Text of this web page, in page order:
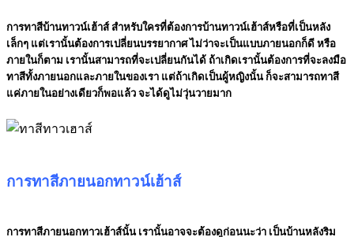
การทาสีบ้านทาวน์เฮ้าส์ สำหรับใครที่ต้องการบ้านทาวน์เฮ้าส์หรือที่เป็นหลัง
เล็กๆ แต่เรานั้นต้องการเปลี่ยนบรรยากาศ ไม่ว่าจะเป็นแบบภายนอกก็ดี หรือ
ภายในก็ตาม เรานั้นสามารถที่จะเปลี่ยนกันได้ ถ้าเกิดเรานั้นต้องการที่จะลงมือ
ทาสีทั้งภายนอกและภายในของเรา แต่ถ้าเกิดเป็นผู้หญิงนั้น ก็จะสามารถทาสี
แค่ภายในอย่างเดียวก็พอแล้ว จะได้ดูไม่วุ่นวายมาก
การทาสีภายนอกทาวน์เฮ้าส์
การทาสีภายนอกทาวเฮ้าส์นั้น เรานั้นอาจจะต้องดูก่อนนะว่า เป็นบ้านหลังริม